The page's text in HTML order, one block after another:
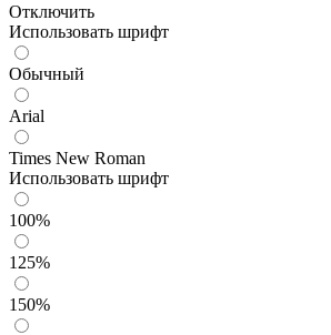
Отключить
Использовать шрифт
Обычный
Arial
Times New Roman
Использовать шрифт
100%
125%
150%